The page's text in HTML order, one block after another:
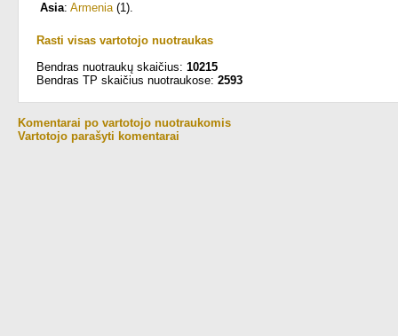
Asia: Armenia(1).
Rasti visas vartotojo nuotraukas
Bendras nuotraukų skaičius: 10215
Bendras TP skaičius nuotraukose: 2593
Komentarai po vartotojo nuotraukomis
Vartotojo parašyti komentarai